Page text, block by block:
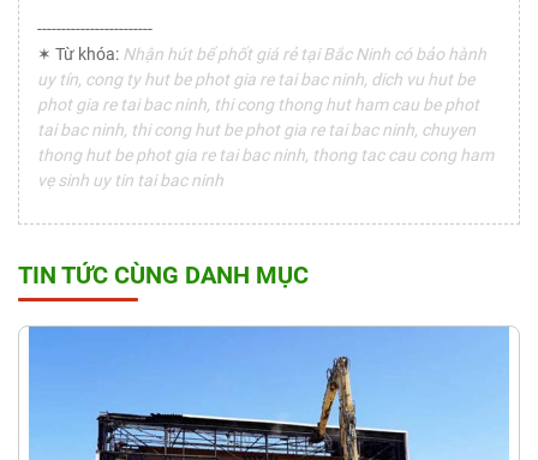
------------------------
✶ Từ khóa: Nhận hút bể phốt giá rẻ tại Bắc Ninh có bảo hành
uy tín, cong ty hut be phot gia re tai bac ninh, dich vu hut be
phot gia re tai bac ninh, thi cong thong hut ham cau be phot
tai bac ninh, thi cong hut be phot gia re tai bac ninh, chuyen
thong hut be phot gia re tai bac ninh, thong tac cau cong ham
vẹ sinh uy tin tai bac ninh
TIN TỨC CÙNG DANH MỤC